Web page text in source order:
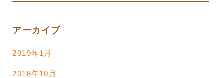
アーカイブ
2019年1月
2018年10月